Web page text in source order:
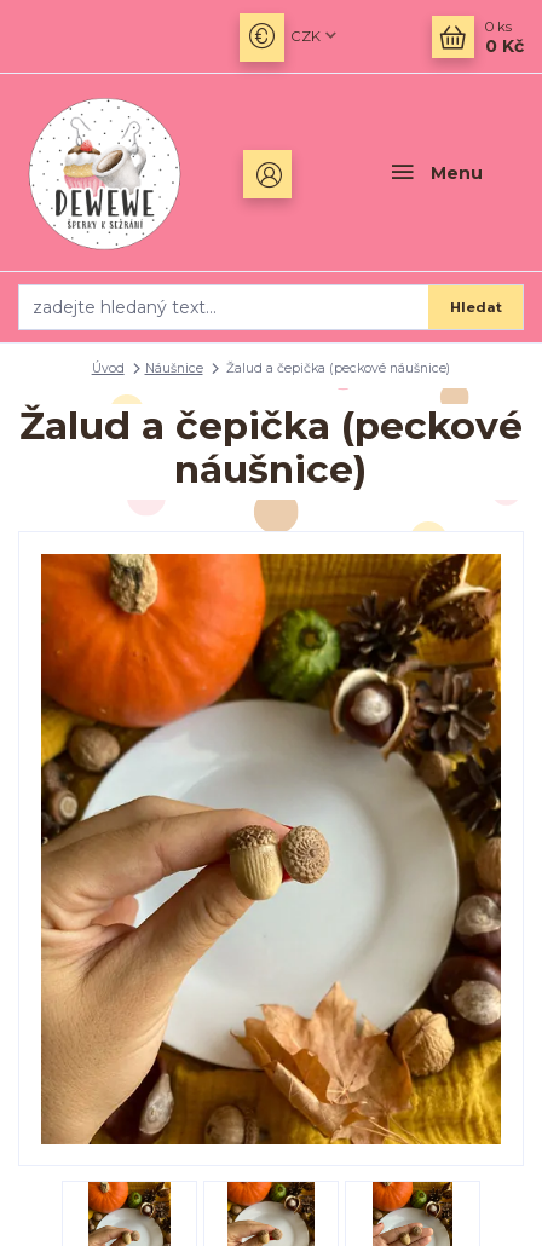
Menu
CZK
Hledat
0 ks
0 Kč
Úvod Náušnice Žalud a čepička (peckové náušnice)
Žalud a čepička (peckové
náušnice)